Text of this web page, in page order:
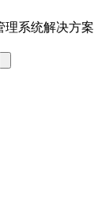
理系统解决方案